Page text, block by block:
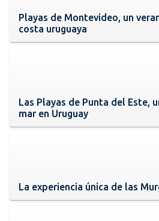
Playas de Montevideo, un
costa uruguaya
Las Playas de Punta del Este,
mar en Uruguay
La experiencia única de las